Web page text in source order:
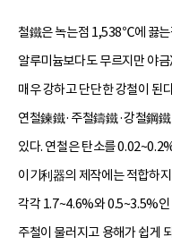
철鐵은 녹는점 1,538℃에 끓
알루미늄보다도 무르지만 야
매우 강하고 단단한 강철이 된
연철鍊鐵·주철鑄鐵·강철鋼
있다. 연철은 탄소를
이기利器의 제작에는 적합하
각각 1.7~4.6%와 0.5~3.5%인
주철이 물러지고 용해가 쉽게